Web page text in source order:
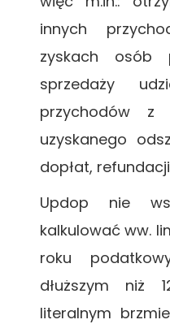
innych
zyskach osób
sprzedaży
przychodów z
uzyskanego
dopłat,
Updop nie
kalkulować ww.
roku
dłuższym niż
literalnym